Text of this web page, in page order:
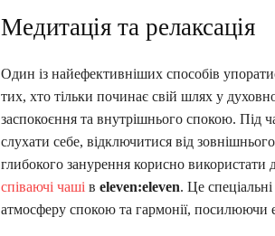
Медитація та релаксація
Один із найефективніших способів
тих, хто тільки починає свій шлях у
заспокоєння та внутрішнього спокою. Під
слухати себе, відключитися від
глибокого занурення корисно
співаючі чаші в eleven:eleven. Це
атмосферу спокою та гармонії, посилюючи